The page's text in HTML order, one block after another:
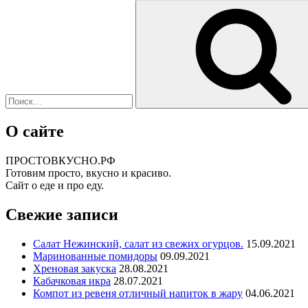
О сайте
ПРОСТОВКУСНО.РФ
Готовим просто, вкусно и красиво.
Сайт о еде и про еду.
Свежие записи
Салат Нежинский, салат из свежих огурцов. 15.09.2021
Маринованные помидоры 09.09.2021
Хреновая закуска 28.08.2021
Кабачковая икра 28.07.2021
Компот из ревеня отличный напиток в жару 04.06.2021